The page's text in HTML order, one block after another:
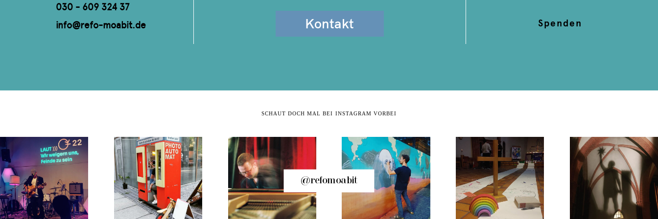
030 - 609 324 37
info@refo-moabit.de
Kontakt Spenden
SCHAUT DOCH MAL BEI INSTAGRAM VORBEI
@refomoabit